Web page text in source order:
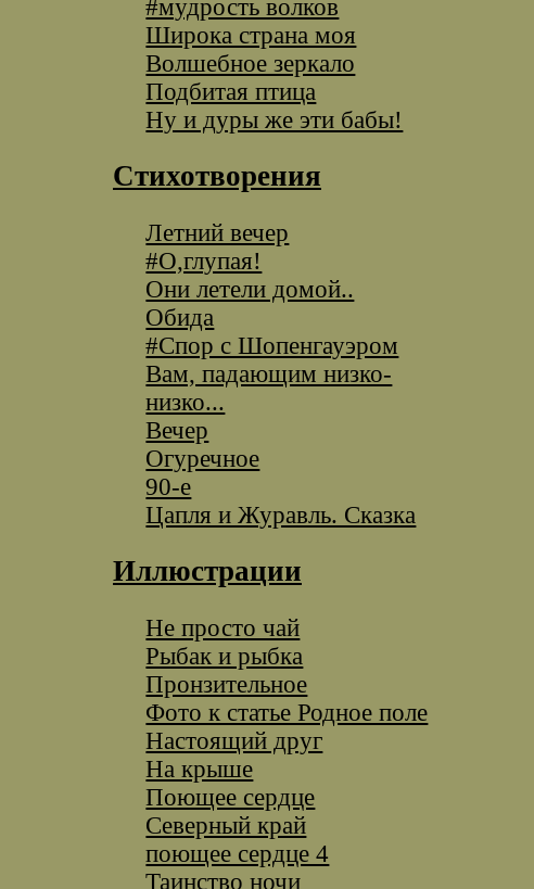
#мудрость волков
Широка страна моя
Волшебное зеркало
Подбитая птица
Ну и дуры же эти бабы!
Стихотворения
Летний вечер
#О,глупая!
Они летели домой..
Обида
#Спор с Шопенгауэром
Вам, падающим низко-
низко...
Вечер
Огуречное
90-е
Цапля и Журавль. Сказка
Иллюстрации
Не просто чай
Рыбак и рыбка
Пронзительное
Фото к статье Родное поле
Настоящий друг
На крыше
Поющее сердце
Северный край
поющее сердце 4
Таинство ночи